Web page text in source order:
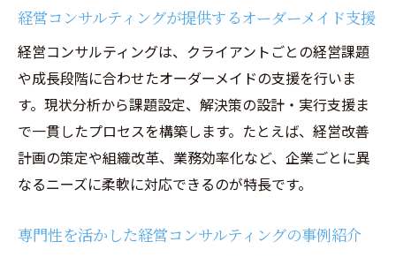
経営コンサルティングが提供するオーダーメイド支援
経営コンサルティングは、クライアントごとの経営課題
や成長段階に合わせたオーダーメイドの支援を行いま
す。現状分析から課題設定、解決策の設計・実行支援ま
で一貫したプロセスを構築します。たとえば、経営改善
計画の策定や組織改革、業務効率化など、企業ごとに異
なるニーズに柔軟に対応できるのが特長です。
専門性を活かした経営コンサルティングの事例紹介